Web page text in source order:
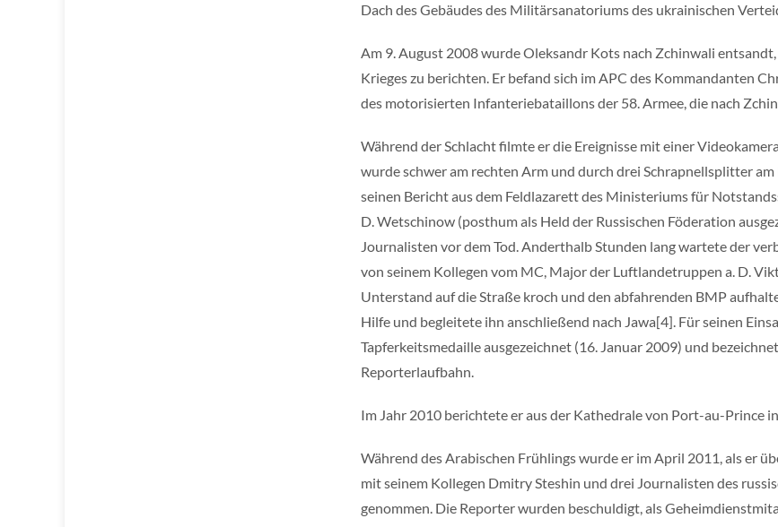
Dach des Gebäudes des Militärsanatoriums des ukrainischen
Am 9. August 2008 wurde Oleksandr Kots nach Zchinwali
Krieges zu berichten. Er befand sich im APC des Kommandanten
des motorisierten Infanteriebataillons der 58. Armee, die nach
Während der Schlacht filmte er die Ereignisse mit einer
wurde schwer am rechten Arm und durch drei Schrapnellsplitter
seinen Bericht aus dem Feldlazarett des Ministeriums für
D. Wetschinow (posthum als Held der Russischen Föderation
Journalisten vor dem Tod. Anderthalb Stunden lang wartete der
von seinem Kollegen vom MC, Major der Luftlandetruppen a. D.
Unterstand auf die Straße kroch und den abfahrenden BMP
Hilfe und begleitete ihn anschließend nach Jawa[4]. Für seinen
Tapferkeitsmedaille ausgezeichnet (16. Januar 2009) und
Reporterlaufbahn.
Im Jahr 2010 berichtete er aus der Kathedrale von Port-au-Prince
Während des Arabischen Frühlings wurde er im April 2011, als er
mit seinem Kollegen Dmitry Steshin und drei Journalisten des
genommen. Die Reporter wurden beschuldigt, als